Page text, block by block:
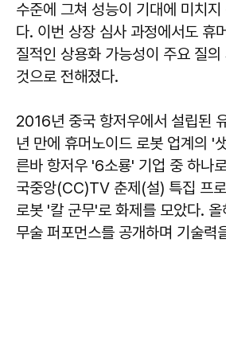
수준에 그쳐 성능이 기대에 미치
다. 이번 상장 심사 과정에서도 휴
질적인 상용화 가능성이 주요 질의
것으로 전해졌다.
2016년 중국 항저우에서 설립된
년 만에 휴머노이드 로봇 업계의 '
른바 항저우 '6소룡' 기업 중 하나
국중앙(CC)TV 춘제(설) 특집 프
로봇 '칼 군무'로 화제를 모았다. 올
무술 퍼포먼스를 공개하며 기술력